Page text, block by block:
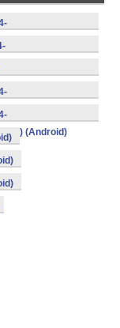
(Android)
(Android)
(Android)
(Android)
(Android)